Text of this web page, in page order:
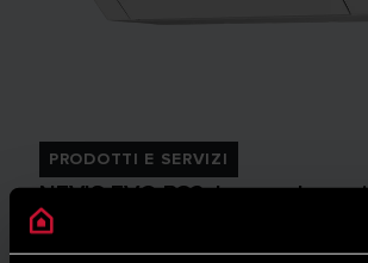
PRODOTTI E SERVIZI
NEVIS EVO R32: la grande
gamma di condizionatori